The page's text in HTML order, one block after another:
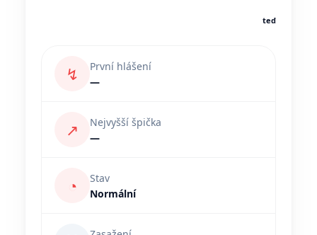
teď
↯
První hlášení
—
↗
Nejvyšší špička
—
◔
Stav
Normální